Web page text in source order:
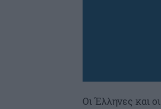
Οι Έλληνες και